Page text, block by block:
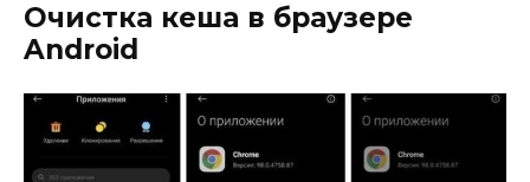
Очистка кеша в браузере
Android